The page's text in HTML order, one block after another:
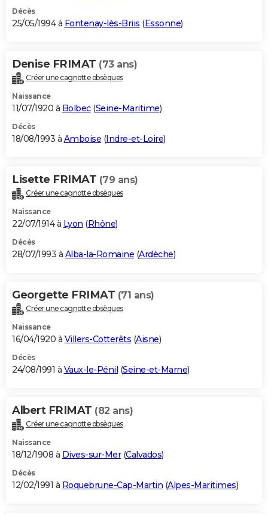
Décès
25/05/1994 à Fontenay-lès-Briis (Essonne)
Denise FRIMAT (73 ans)
Créer une cagnotte obsèques
Naissance
11/07/1920 à Bolbec(Seine-Maritime)
Décès
18/08/1993 à Amboise (Indre-et-Loire)
Lisette FRIMAT (79 ans)
Créer une cagnotte obsèques
Naissance
22/07/1914 à Lyon (Rhône)
Décès
28/07/1993 à Alba-la-Romaine (Ardèche)
Georgette FRIMAT (71 ans)
Créer une cagnotte obsèques
Naissance
16/04/1920 à Villers-Cotterêts (Aisne)
Décès
24/08/1991 à Vaux-le-Pénil (Seine-et-Marne)
Albert FRIMAT (82 ans)
Créer une cagnotte obsèques
Naissance
18/12/1908 à Dives-sur-Mer(Calvados)
Décès
12/02/1991 à Roquebrune-Cap-Martin (Alpes-Maritimes)